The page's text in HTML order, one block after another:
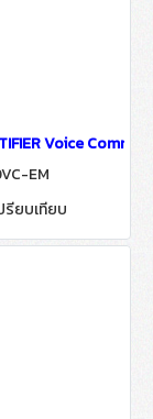
Voice
EM
รียบเทียบ